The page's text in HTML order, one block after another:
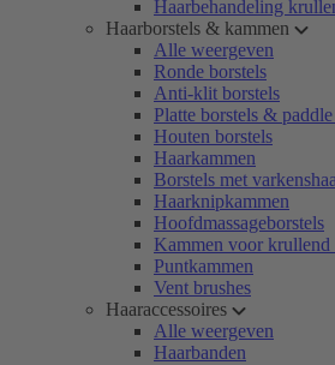
Haarbehandeling
Haarborstels & kammen
Alle weergeven
Ronde borstels
Anti-klit borstels
Platte borstels &
Houten borstels
Haarkammen
Borstels met
Haarknipkammen
Hoofdmassageborstels
Kammen voor krullend
Puntkammen
Vent brushes
Haaraccessoires
Alle weergeven
Haarbanden